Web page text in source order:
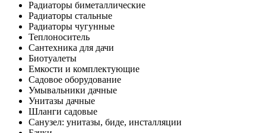
Радиаторы биметаллические
Радиаторы стальные
Радиаторы чугунные
Теплоноситель
Сантехника для дачи
Биотуалеты
Емкости и комплектующие
Садовое оборудование
Умывальники дачные
Унитазы дачные
Шланги садовые
Санузел: унитазы, биде, инсталляции